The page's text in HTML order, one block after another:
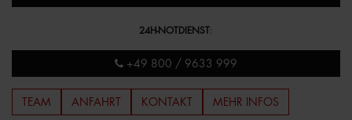
24H-NOTDIENST:
+49 800 / 9633 999
TEAM ANFAHRT KONTAKT MEHR INFOS